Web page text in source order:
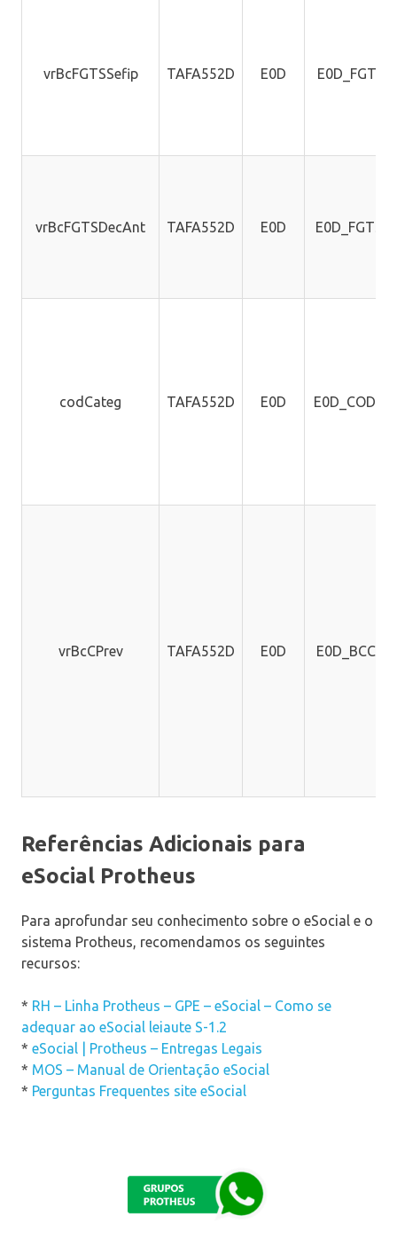
vrBcFGTSSefip TAFA552D E0D
vrBcFGTSDecAnt TAFA552D E0D
codCateg TAFA552D E0D
vrBcCPrev TAFA552D E0D
Referências Adicionais para
eSocial Protheus
Para aprofundar seu conhecimento sobre o eSocial e o
sistema Protheus, recomendamos os seguintes
recursos:
* RH – Linha Protheus – GPE – eSocial – Como se
adequar ao eSocial leiaute S-1.2
* eSocial | Protheus – Entregas Legais
* MOS – Manual de Orientação eSocial
* Perguntas Frequentes site eSocial